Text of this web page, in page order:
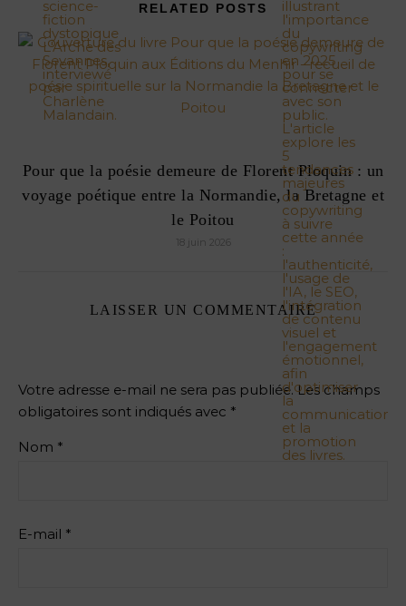
RELATED POSTS
Pour que la poésie demeure de Florent Ploquin : un
voyage poétique entre la Normandie, la Bretagne et
le Poitou
18 juin 2026
LAISSER UN COMMENTAIRE
Votre adresse e-mail ne sera pas publiée. Les champs
obligatoires sont indiqués avec *
Nom *
E-mail *